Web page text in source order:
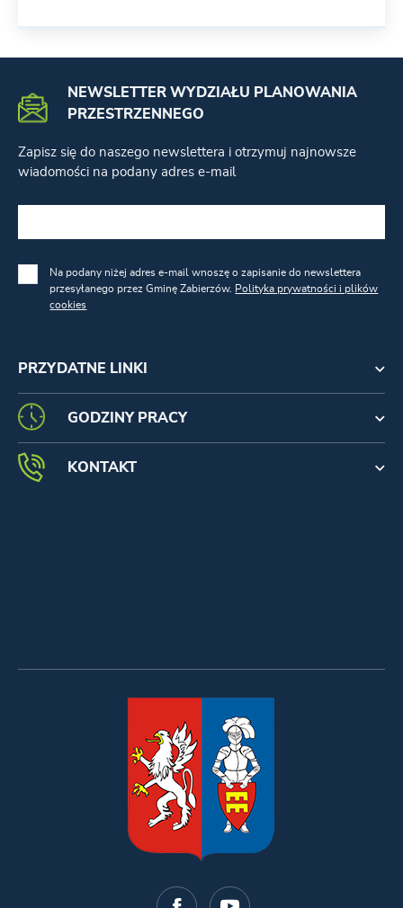
PRZYDATNE LINKI
NEWSLETTER WYDZIAŁU PLANOWANIA
PRZESTRZENNEGO
Zapisz się do naszego newslettera i otrzymuj najnowsze
wiadomości na podany adres e-mail
Na podany niżej adres e-mail wnoszę o zapisanie do newslettera
przesyłanego przez Gminę Zabierzów. Polityka prywatności i plików
cookies
GODZINY PRACY
KONTAKT